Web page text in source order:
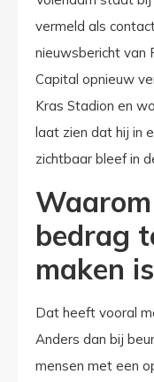
vermeld als
nieuwsbericht van
Capital opnieuw
Kras Stadion en
laat zien dat hij in
zichtbaar bleef in
bedrag
maken is
Dat heeft vooral
Anders dan bij
mensen met een